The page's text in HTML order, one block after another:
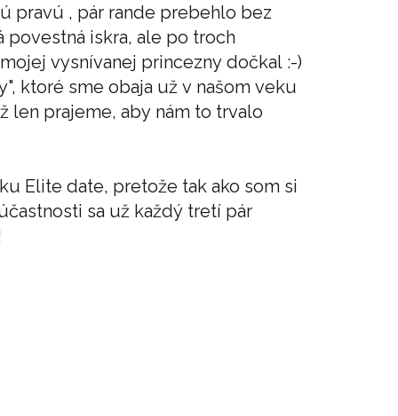
pravú , pár rande prebehlo bez
povestná iskra, ale po troch
vysnívanej princezny dočkal :-)
ktoré sme obaja už v našom veku
len prajeme, aby nám to trvalo
Elite date, pretože tak ako som si
sa už každý tretí pár